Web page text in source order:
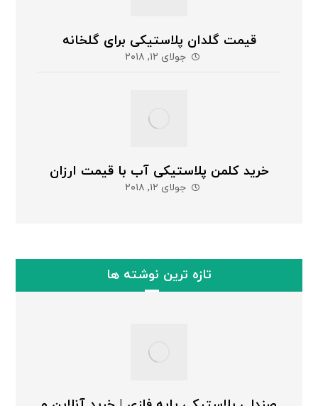
قیمت گلدان پلاستیکی برای گلخانه
جولای ۱۲, ۲۰۱۸
خرید کلمن پلاستیکی آب با قیمت ارزان
جولای ۱۲, ۲۰۱۸
تازه ترین نوشته ها